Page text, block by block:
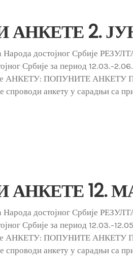
АНКЕТЕ 2.
достојног Србије
Србије за период 12.03.-
АНКЕТУ: ПОПУНИТЕ АНКЕТУ
спроводи анкету у сарадњи са
АНКЕТЕ 12.
достојног Србије
Србије за период 12.03.-
АНКЕТУ: ПОПУНИТЕ АНКЕТУ
спроводи анкету у сарадњи са